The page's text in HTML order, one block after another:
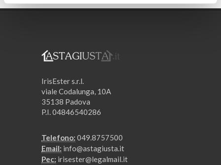
IrisEster s.r.l.
viale Codalunga, 10A
35138 Padova
P.I. 04846540286
Telefono: 049.8757500
Email: info@astagiusta.it
Pec: irisester@legalmail.it